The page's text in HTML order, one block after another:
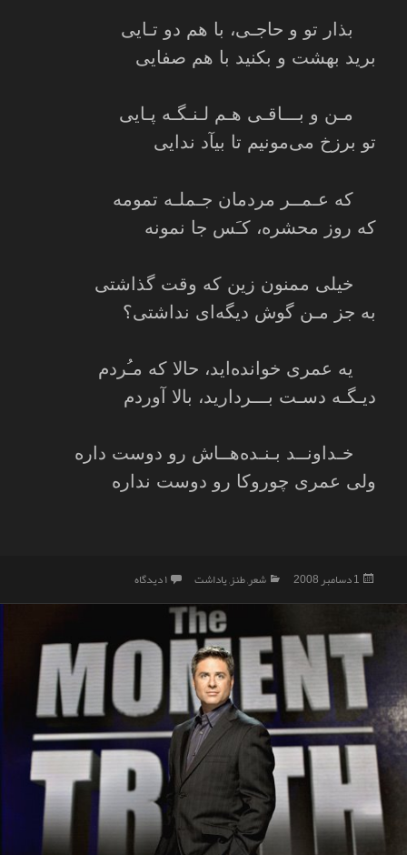
بذار تو و حاجـی، با هم دو تـایی
برید بهشت و بکنید با هم صفایی
مـن و بـــاقـی هـم لـنـگـه پـایی
تو برزخ می‌مونیم تا بیآد ندایی
که عـمــر مردمان جـملـه تمومه
که روز محشره، کـَس جا نمونه
خیلی ممنون زین که وقت گذاشتی
به جز مـن گوش دیگه‌ای نداشتی؟
یه عمری خوانده‌اید، حالا که مـُردم
دیـگـه دسـت بـــردارید، بالا آوردم
خـداونــد بـنـده‌هــاش رو دوست داره
ولی عمری چوروکا رو دوست نداره
ارسال
در
1 دسامبر 2008 دسته‌ها
شعر,طنز,یاداشت ۱ دیدگاه برای خدا جونی، چوروکا رو دوست